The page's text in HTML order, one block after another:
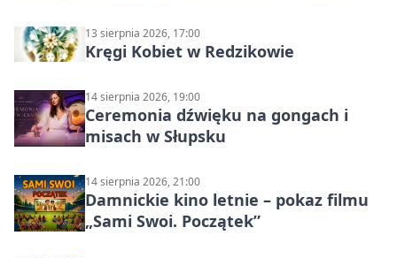
13 sierpnia 2026, 17:00
Kręgi Kobiet w Redzikowie
14 sierpnia 2026, 19:00
Ceremonia dźwięku na gongach i
misach w Słupsku
14 sierpnia 2026, 21:00
Damnickie kino letnie – pokaz filmu
„Sami Swoi. Początek”